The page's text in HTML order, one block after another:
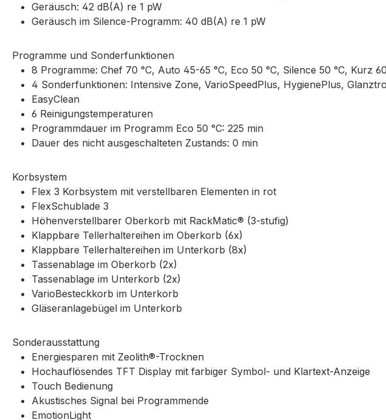
Geräusch: 42 dB(A) re 1 pW
Geräusch im Silence-Programm: 40 dB(A) re 1 pW
Programme und Sonderfunktionen
8 Programme: Chef 70 °C, Auto 45-65 °C, Eco 50 °C, Silence 50 °C, Kurz
4 Sonderfunktionen: Intensive Zone, VarioSpeedPlus, HygienePlus,
EasyClean
6 Reinigungstemperaturen
Programmdauer im Programm Eco 50 °C: 225 min
Dauer des nicht ausgeschalteten Zustands: 0 min
Korbsystem
Flex 3 Korbsystem mit verstellbaren Elementen in rot
FlexSchublade 3
Höhenverstellbarer Oberkorb mit RackMatic® (3-stufig)
Klappbare Tellerhaltereihen im Oberkorb (6x)
Klappbare Tellerhaltereihen im Unterkorb (8x)
Tassenablage im Oberkorb (2x)
Tassenablage im Unterkorb (2x)
VarioBesteckkorb im Unterkorb
Gläseranlagebügel im Unterkorb
Sonderausstattung
Energiesparen mit Zeolith®-Trocknen
Hochauflösendes TFT Display mit farbiger Symbol- und Klartext-Anzeige
Touch Bedienung
Akustisches Signal bei Programmende
EmotionLight